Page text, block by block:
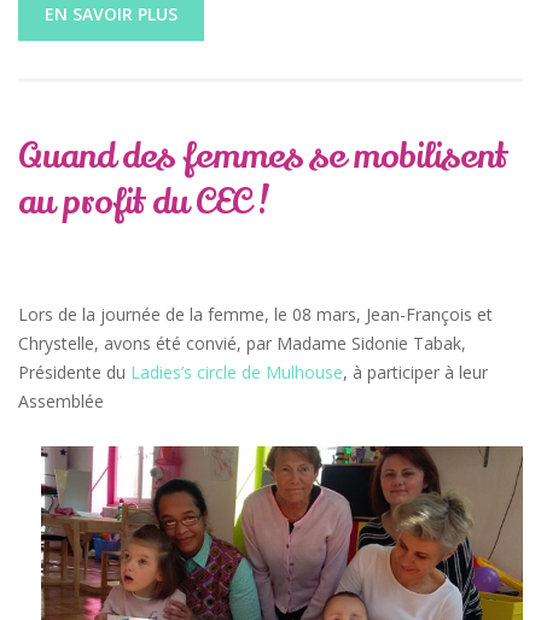
EN SAVOIR PLUS
Quand des femmes se mobilisent
au profit du CEC !
Lors de la journée de la femme, le 08 mars, Jean-François et
Chrystelle, avons été convié, par Madame Sidonie Tabak,
Présidente du Ladies’s circle de Mulhouse, à participer à leur
Assemblée